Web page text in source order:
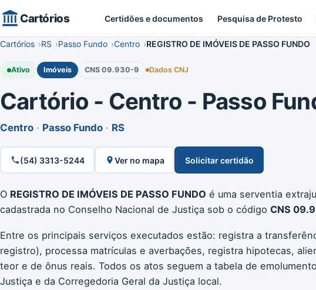
Cartórios Certidões e documentos Pesquisa de Protesto
Cartórios RS Passo Fundo Centro REGISTRO DE IMÓVEIS DE PASSO FUNDO
Ativo Imóveis CNS 09.930-9 Dados CNJ
Cartório - Centro - Passo
Centro · Passo Fundo · RS
(54) 3313-5244 Ver no mapa Solicitar certidão
O REGISTRO DE IMÓVEIS DE PASSO FUNDO é uma serventia
cadastrada no Conselho Nacional de Justiça sob o código CNS
Entre os principais serviços executados estão: registra a
registro), processa matrículas e averbações, registra hipotecas,
teor e de ônus reais. Todos os atos seguem a tabela de
Justiça e da Corregedoria Geral da Justiça local.